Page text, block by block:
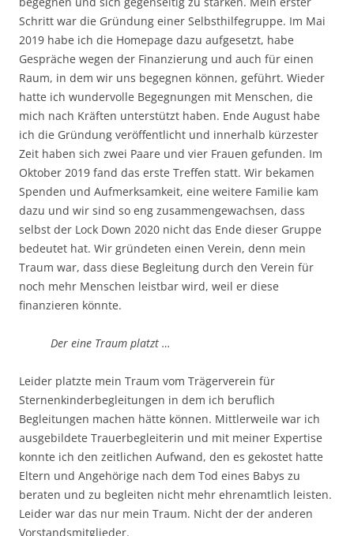
Schritt war die Gründung einer Selbsthilfegruppe. Im Mai
2019 habe ich die Homepage dazu aufgesetzt, habe
Gespräche wegen der Finanzierung und auch für einen
Raum, in dem wir uns begegnen können, geführt. Wieder
hatte ich wundervolle Begegnungen mit Menschen, die
mich nach Kräften unterstützt haben. Ende August habe
ich die Gründung veröffentlicht und innerhalb kürzester
Zeit haben sich zwei Paare und vier Frauen gefunden. Im
Oktober 2019 fand das erste Treffen statt. Wir bekamen
Spenden und Aufmerksamkeit, eine weitere Familie kam
dazu und wir sind so eng zusammengewachsen, dass
selbst der Lock Down 2020 nicht das Ende dieser Gruppe
bedeutet hat. Wir gründeten einen Verein, denn mein
Traum war, dass diese Begleitung durch den Verein für
noch mehr Menschen leistbar wird, weil er diese
finanzieren könnte.
Der eine Traum platzt …
Leider platzte mein Traum vom Trägerverein für
Sternenkinderbegleitungen in dem ich beruflich
Begleitungen machen hätte können. Mittlerweile war ich
ausgebildete Trauerbegleiterin und mit meiner Expertise
konnte ich den zeitlichen Aufwand, den es gekostet hatte
Eltern und Angehörige nach dem Tod eines Babys zu
beraten und zu begleiten nicht mehr ehrenamtlich leisten.
Leider war das nur mein Traum. Nicht der der anderen
Vorstandsmitglieder.